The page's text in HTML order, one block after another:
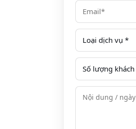
Chính sách của
An toàn Covid-19
Cung cấp đầy
Yêu cầu đeo
Yêu cầu khi lên xe
Có mặt tại văn